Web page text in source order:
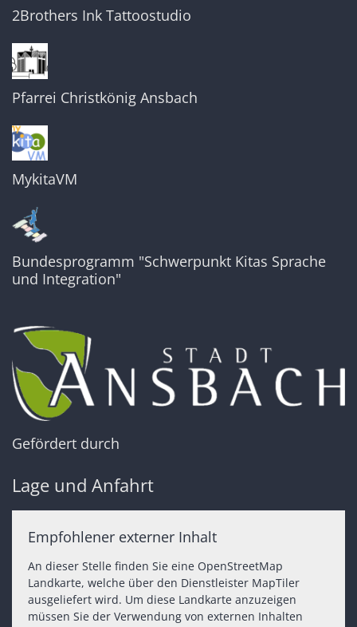
2Brothers Ink Tattoostudio
Pfarrei Christkönig Ansbach
MykitaVM
Bundesprogramm "Schwerpunkt Kitas Sprache
und Integration"
Gefördert durch
Lage und Anfahrt
Empfohlener externer Inhalt
An dieser Stelle finden Sie eine OpenStreetMap
Landkarte, welche über den Dienstleister MapTiler
ausgeliefert wird. Um diese Landkarte anzuzeigen
müssen Sie der Verwendung von externen Inhalten